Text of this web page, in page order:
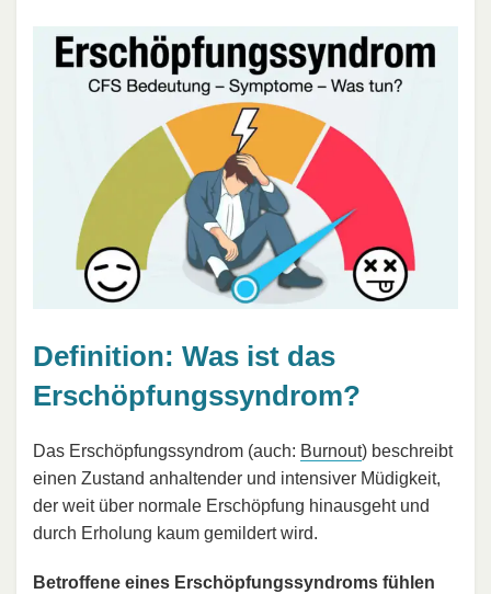
Definition: Was ist das
Erschöpfungssyndrom?
Das Erschöpfungssyndrom (auch: Burnout) beschreibt
einen Zustand anhaltender und intensiver Müdigkeit,
der weit über normale Erschöpfung hinausgeht und
durch Erholung kaum gemildert wird.
Betroffene eines Erschöpfungssyndroms fühlen